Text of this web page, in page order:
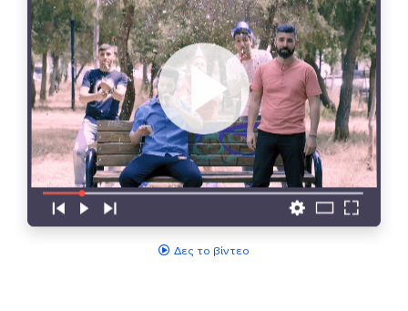
Δες το βίντεο